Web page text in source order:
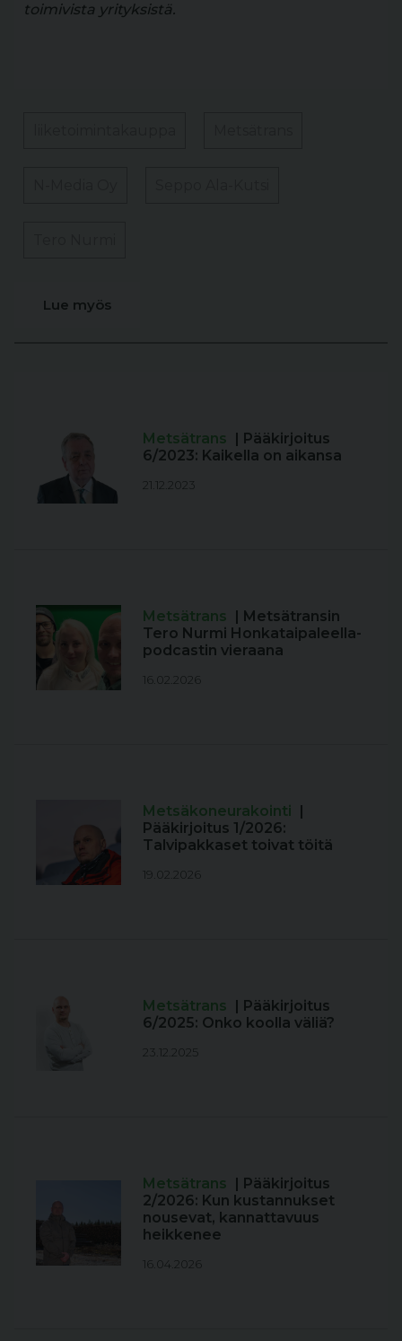
toimivista yrityksistä.
Lue myös
Metsätrans | Pääkirjoitus
6/2023: Kaikella on aikansa
21.12.2023
Metsätrans | Metsätransin
Tero Nurmi Honkataipaleella-
podcastin vieraana
16.02.2026
Metsäkoneurakointi |
Pääkirjoitus 1/2026:
Talvipakkaset toivat töitä
19.02.2026
Metsätrans | Pääkirjoitus
6/2025: Onko koolla väliä?
23.12.2025
Metsätrans | Pääkirjoitus
2/2026: Kun kustannukset
nousevat, kannattavuus
heikkenee
16.04.2026